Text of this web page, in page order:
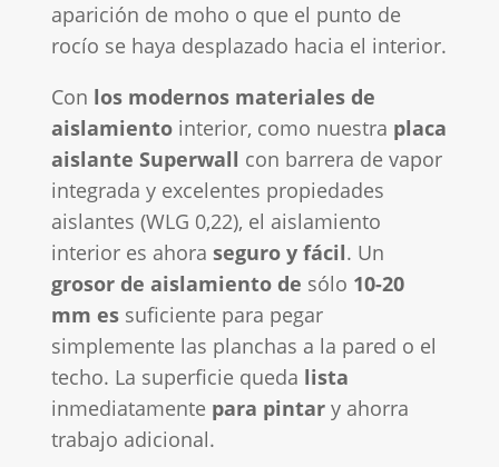
aparición de moho o que el punto de
rocío se haya desplazado hacia el interior.
Con los modernos materiales de
aislamientointerior, como nuestra placa
aislante Superwall con barrera de vapor
integrada y excelentes propiedades
aislantes (WLG 0,22), el aislamiento
interior es ahora seguro y fácil. Un
grosor de aislamiento de sólo 10-20
mm essuficiente para pegar
simplemente las planchas a la pared o el
techo. La superficie queda lista
inmediatamente para pintary ahorra
trabajo adicional.